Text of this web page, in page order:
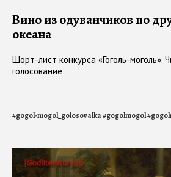
Вино из одуванчиков по
океана
Шорт-лист конкурса «Гоголь-моголь».
голосование
#gogol-mogol_golosovalka#gogolmogol#